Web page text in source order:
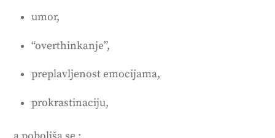
umor,
“overthinkanje”,
preplavljenost emocijama,
prokrastinaciju,